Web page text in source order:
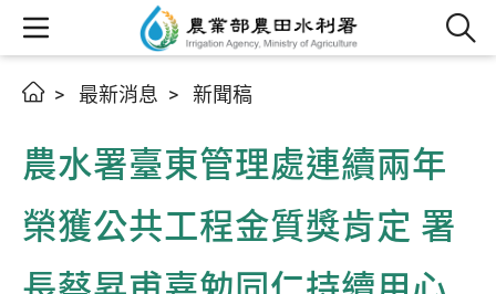
最新消息 新聞稿
農水署臺東管理處連續兩年
榮獲公共工程金質獎肯定 署